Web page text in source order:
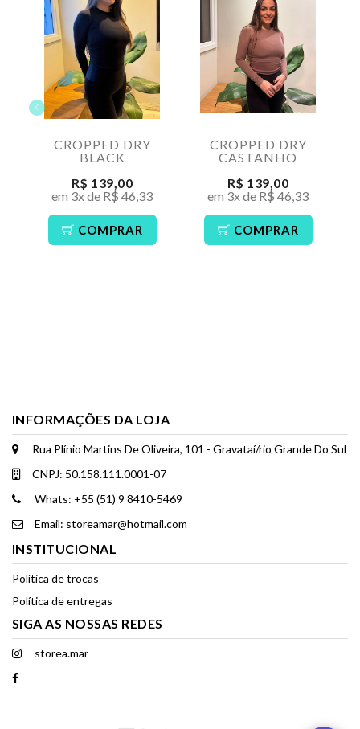
CROPPED DRY
BLACK
R$ 139,00
em 3x de R$ 46,33
COMPRAR
CROPPED DRY
CASTANHO
R$ 139,00
em 3x de R$ 46,33
COMPRAR
INFORMAÇÕES DA LOJA
Rua Plínio Martins De Oliveira, 101 - Gravataí/rio Grande Do Sul
CNPJ: 50.158.111.0001-07
Whats: +55 (51) 9 8410-5469
Email: storeamar@hotmail.com
INSTITUCIONAL
Política de trocas
Política de entregas
SIGA AS NOSSAS REDES
storea.mar